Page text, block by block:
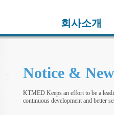
회사소개
Notice & New
KTMED Keeps an effort to be a
continuous development and better